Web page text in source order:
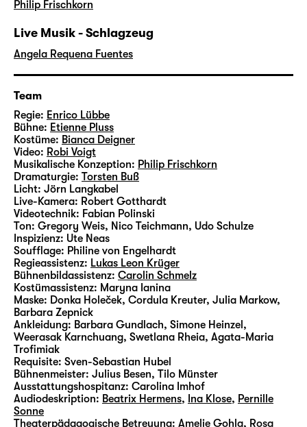
Philip Frischkorn
Live Musik - Schlagzeug
Angela Requena Fuentes
Team
Regie: Enrico Lübbe
Bühne: Etienne Pluss
Kostüme: Bianca Deigner
Video: Robi Voigt
Musikalische Konzeption: Philip Frischkorn
Dramaturgie: Torsten Buß
Licht: Jörn Langkabel
Live-Kamera: Robert Gotthardt
Videotechnik: Fabian Polinski
Ton: Gregory Weis, Nico Teichmann, Udo Schulze
Inspizienz: Ute Neas
Soufflage: Philine von Engelhardt
Regieassistenz: Lukas Leon Krüger
Bühnenbildassistenz: Carolin Schmelz
Kostümassistenz: Maryna Ianina
Maske: Donka Holeček, Cordula Kreuter, Julia Markow,
Barbara Zepnick
Ankleidung: Barbara Gundlach, Simone Heinzel,
Weerasak Karnchuang, Swetlana Rheia, Agata-Maria
Trofimiak
Requisite: Sven-Sebastian Hubel
Bühnenmeister: Julius Besen, Tilo Münster
Ausstattungshospitanz: Carolina Imhof
Audiodeskription: Beatrix Hermens, Ina Klose, Pernille
Sonne
Theaterpädagogische Betreuung: Amelie Gohla, Rosa